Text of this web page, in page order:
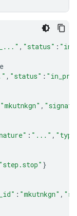
, "status" :
, "status" :
"mkutnkgn" ,
: "..." ,
"step.stop" }
: "mkutnkgn" ,